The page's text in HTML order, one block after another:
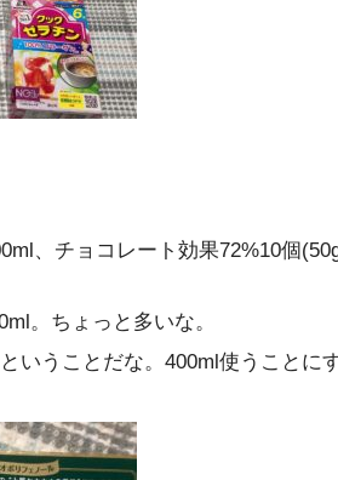
、チョコレート効果72%10個
。ちょっと多いな。
いうことだな。400ml使うことにす